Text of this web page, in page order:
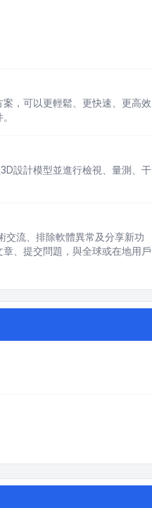
，可以更輕鬆、更快速、更高效
設計模型並進行檢視、量測、干
交流、排除軟體異常及分享新功
、提交問題，與全球或在地用戶